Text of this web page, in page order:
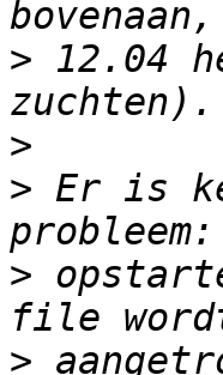
> 12.04
>
> Er is
>
>